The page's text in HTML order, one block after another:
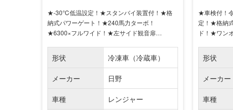
★-30℃低温設定！★スタンバイ装置付！★格
納式パワーゲート！★240馬力ターボ！
★6300×フルワイド！★左サイド観音扉…
形状
冷凍車（冷蔵車）
メーカー
日野
車種
レンジャー
★車検付！
定！★格納
ド！★ワン
形状
メーカー
車種